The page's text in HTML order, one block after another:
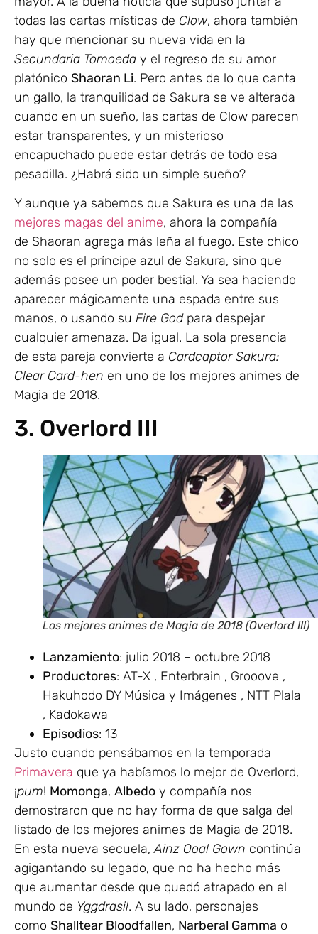
todas las cartas místicas de Clow, ahora también
hay que mencionar su nueva vida en la
Secundaria Tomoeda y el regreso de su amor
platónico Shaoran Li. Pero antes de lo que canta
un gallo, la tranquilidad de Sakura se ve alterada
cuando en un sueño, las cartas de Clow parecen
estar transparentes, y un misterioso
encapuchado puede estar detrás de todo esa
pesadilla. ¿Habrá sido un simple sueño?
Y aunque ya sabemos que Sakura es una de las
mejores magas del anime, ahora la compañía
de Shaoran agrega más leña al fuego. Este chico
no solo es el príncipe azul de Sakura, sino que
además posee un poder bestial. Ya sea haciendo
aparecer mágicamente una espada entre sus
manos, o usando su Fire Godpara despejar
cualquier amenaza. Da igual. La sola presencia
de esta pareja convierte a Cardcaptor Sakura:
Clear Card-hen en uno de los mejores animes de
Magia de 2018.
3. Overlord III
Los mejores animes de Magia de 2018 (Overlord III)
Lanzamiento: julio 2018 – octubre 2018
Productores: AT-X , Enterbrain , Grooove ,
Hakuhodo DY Música y Imágenes , NTT Plala
, Kadokawa
Episodios: 13
Justo cuando pensábamos en la temporada
Primavera que ya habíamos lo mejor de Overlord,
¡pum! Momonga, Albedo y compañía nos
demostraron que no hay forma de que salga del
listado de los mejores animes de Magia de 2018.
En esta nueva secuela,Ainz Ooal Gown continúa
agigantando su legado, que no ha hecho más
que aumentar desde que quedó atrapado en el
mundo de Yggdrasil. A su lado, personajes
como Shalltear Bloodfallen, Narberal Gamma o